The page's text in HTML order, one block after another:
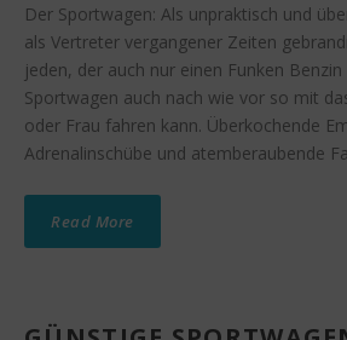
Der Sportwagen: Als unpraktisch und
als Vertreter vergangener Zeiten
jeden, der auch nur einen Funken
Sportwagen auch nach wie vor so mit
oder Frau fahren kann. Überkochende
Adrenalinschübe und atemberaubende
Read More